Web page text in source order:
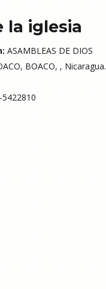
la iglesia
ASAMBLEAS DE DIOS
BOACO, , Nicaragua.
5422810